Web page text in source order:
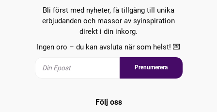
Bli först med nyheter, få tillgång till unika
erbjudanden och massor av syinspiration
direkt i din inkorg.
Ingen oro – du kan avsluta när som helst! 💌
Prenumerera
Följ oss